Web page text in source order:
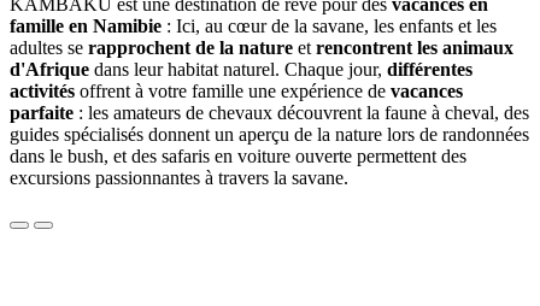
famille en Namibie : Ici, au cœur de la savane, les enfants et les
adultes se rapprochent de la nature et rencontrent les animaux
d'Afrique dans leur habitat naturel. Chaque jour, différentes
activités offrent à votre famille une expérience de vacances
parfaite : les amateurs de chevaux découvrent la faune à cheval, des
guides spécialisés donnent un aperçu de la nature lors de randonnées
dans le bush, et des safaris en voiture ouverte permettent des
excursions passionnantes à travers la savane.